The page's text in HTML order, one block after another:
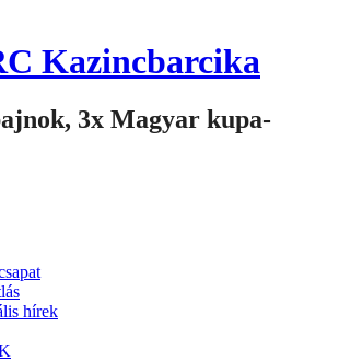
Kazincbarcika
3x Magyar kupa-
hírek